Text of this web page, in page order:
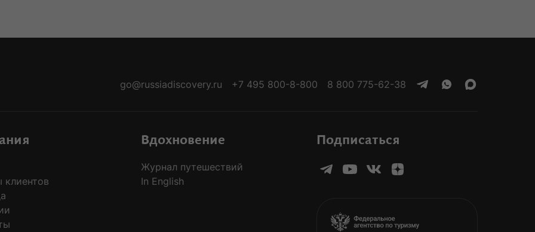
go@russiadiscovery.ru +7 495 800-8-800 8 800 775-62-38
клиентов
Вдохновение
Журнал путешествий
In English
Подписаться